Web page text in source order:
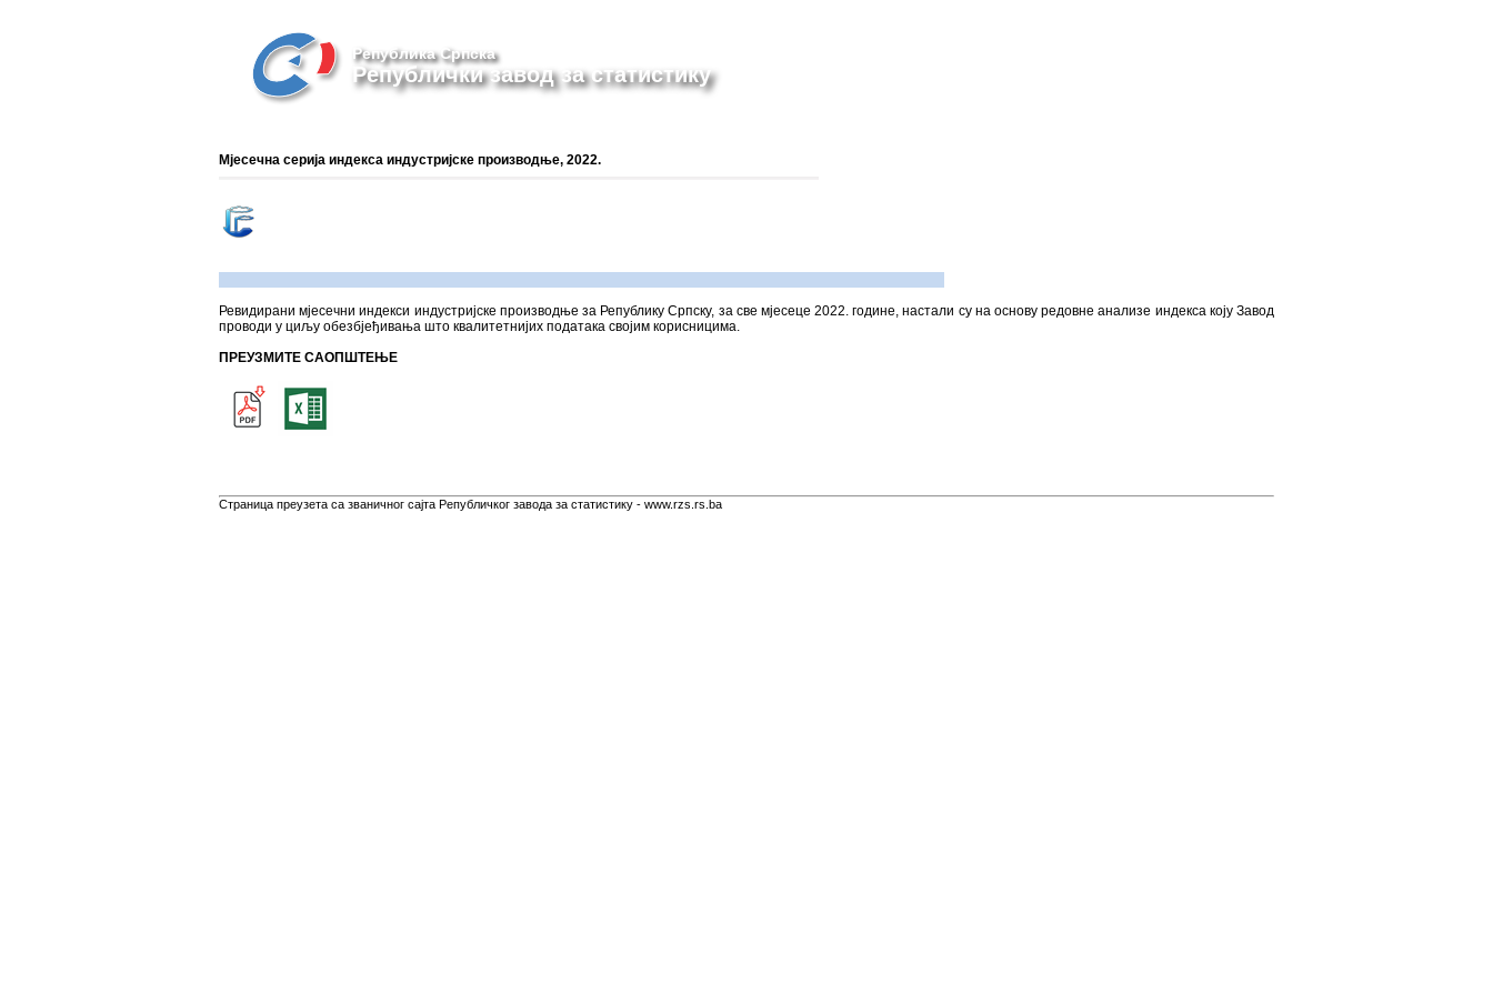
Република Српска
Републички завод за статистику
Мјесечна серија индекса индустријске производње, 2022.
Ревидирани мјесечни индекси индустријске производње за Републику Српску, за све мјесеце 2022. године, настали су на основу редовне анализе индекса коју Завод
проводи у циљу обезбјеђивања што квалитетнијих података својим корисницима.
ПРЕУЗМИТЕ САОПШТЕЊЕ
Страница преузета са званичног сајта Републичког завода за статистику - www.rzs.rs.ba